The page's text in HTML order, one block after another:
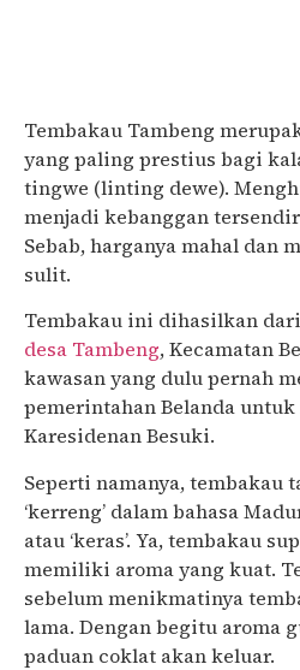
Tembakau Tambeng
yang paling prestius bagi
tingwe (linting dewe).
menjadi kebanggan
Sebab, harganya mahal dan
sulit.
Tembakau ini dihasilkan
desa Tambeng, Kecamatan
kawasan yang dulu pernah
pemerintahan Belanda
Karesidenan Besuki.
Seperti namanya, tembakau
‘kerreng’ dalam bahasa
atau ‘keras’. Ya, tembakau
memiliki aroma yang kuat.
sebelum menikmatinya
lama. Dengan begitu aroma
paduan coklat akan keluar.